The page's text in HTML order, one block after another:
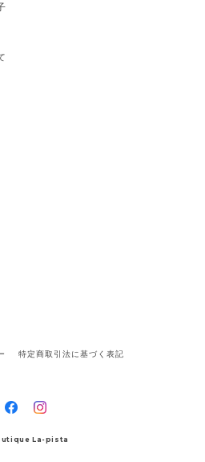
特定商取引法に基づく表記
La-pista